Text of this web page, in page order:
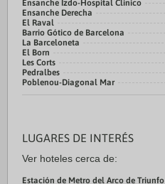
Ensanche Izdo-Hospital Clínico
Ensanche Derecha
El Raval
Barrio Gótico de Barcelona
La Barceloneta
El Born
Les Corts
Pedralbes
Poblenou-Diagonal Mar
LUGARES DE INTERÉS
Ver hoteles cerca de:
Estación de Metro del Arco de Triunfo